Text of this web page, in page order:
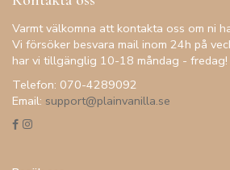
Varmt välkomna att kontakta oss om ni
Vi försöker besvara mail inom 24h på
har vi tillgänglig 10-18 måndag - fredag!
Telefon: 070-4289092
Email: support@plainvanilla.se